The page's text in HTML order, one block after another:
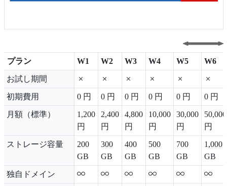
プラン W1 W2 W3 W4 W5
W6
プラン
W1 W2 W3 W4 W5 W6
お試し期間
初期費用 0 円 0 円 0 円 0 円 0 円 0 円
月額（標準）
1,200
円
2,400
円
4,800
円
10,000
円
30,000
円
50,000
円
ストレージ容量
200
GB
300
GB
400
GB
500
GB
700
GB
1,000
GB
独自ドメイン